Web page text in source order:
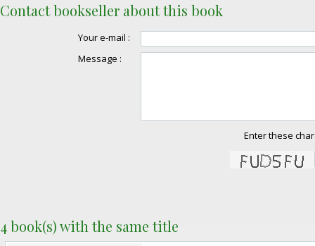
Contact bookseller about this book
Your e-mail :
Message :
Enter these
4 book(s) with the same title